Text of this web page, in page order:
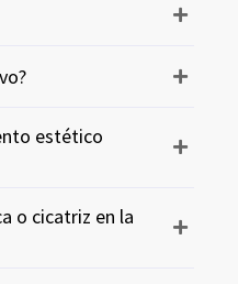
estético
o cicatriz en la